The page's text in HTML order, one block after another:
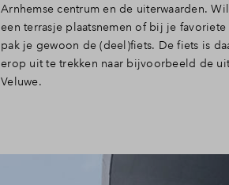
Arnhemse centrum en de uiterwaarden.
een terrasje plaatsnemen of bij je favoriete
pak je gewoon de (deel)fiets. De fiets is
erop uit te trekken naar bijvoorbeeld de
Veluwe.